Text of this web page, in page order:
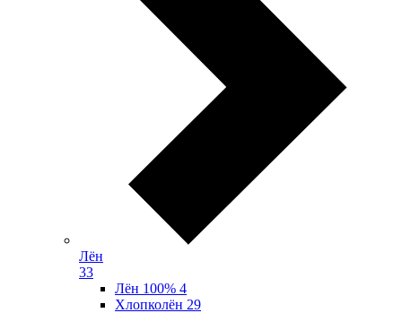
Лён
33
Лён 100% 4
Хлопколён 29